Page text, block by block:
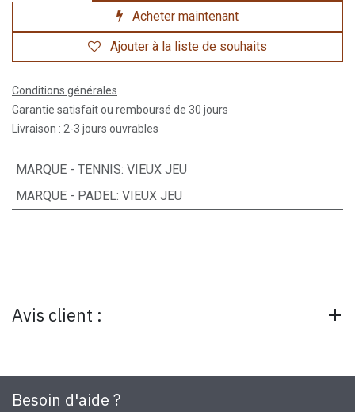
Acheter maintenant
Ajouter à la liste de souhaits
Conditions générales
Garantie satisfait ou remboursé de 30 jours
Livraison : 2-3 jours ouvrables
MARQUE - TENNIS: VIEUX JEU
MARQUE - PADEL: VIEUX JEU
Avis client :
Besoin d'aide ?